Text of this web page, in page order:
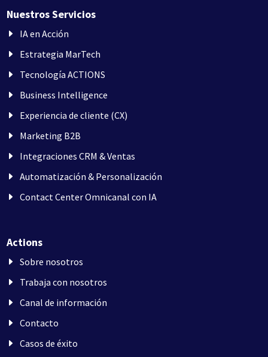
Nuestros Servicios
IA en Acción
Estrategia MarTech
Tecnología ACTIONS
Business Intelligence
Experiencia de cliente (CX)
Marketing B2B
Integraciones CRM & Ventas
Automatización & Personalización
Contact Center Omnicanal con IA
Actions
Sobre nosotros
Trabaja con nosotros
Canal de información
Contacto
Casos de éxito